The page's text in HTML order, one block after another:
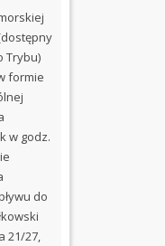
Trybu)
formie
w godz.
do
21/27,